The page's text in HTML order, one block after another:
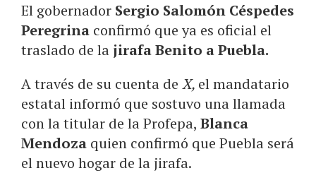
El gobernador Sergio Salomón Céspedes
Peregrina confirmó que ya es oficial el
traslado de la jirafa Benito a Puebla.
A través de su cuenta de X, el mandatario
estatal informó que sostuvo una llamada
con la titular de la Profepa, Blanca
Mendoza quien confirmó que Puebla será
el nuevo hogar de la jirafa.